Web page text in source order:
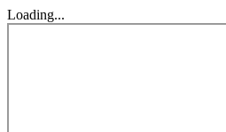
Loading...